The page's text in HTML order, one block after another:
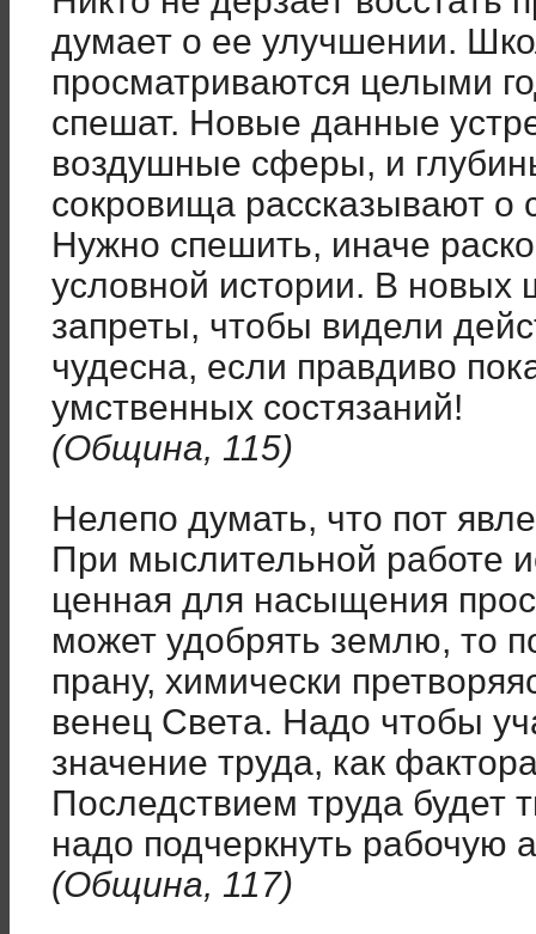
думает о ее улучшении.
просматриваются целыми
спешат. Новые данные
воздушные сферы, и
сокровища рассказывают о
Нужно спешить, иначе
условной истории. В новых
запреты, чтобы видели
чудесна, если правдиво
умственных состязаний!
(Община, 115)
Нелепо думать, что пот
При мыслительной работе
ценная для насыщения
может удобрять землю, то
прану, химически
венец Света. Надо чтобы
значение труда, как
Последствием труда будет
надо подчеркнуть рабочую
(Община, 117)